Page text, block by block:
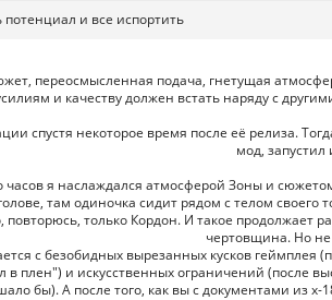
потенциал и все испортить
переосмысленная подача, гнетущая
и качеству должен встать наряду с
спустя некоторое время после её релиза.
мод, запустил
часов я наслаждался атмосферой Зоны и
там одиночка сидит рядом с телом
повторюсь, только Кордон. И такое продолжает
чертовщина. Но
с безобидных вырезанных кусков геймплея
в плен") и искусственных ограничений (после
бы). А после того, как вы с документами из х-